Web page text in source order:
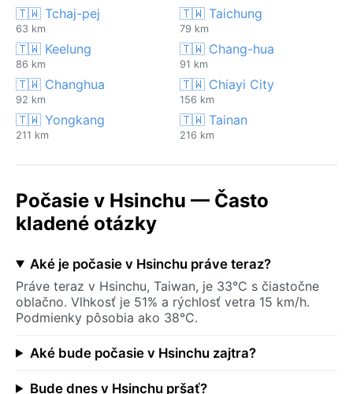
🇹🇼 Tchaj-pej
63 km
🇹🇼 Taichung
79 km
🇹🇼 Keelung
86 km
🇹🇼 Chang-hua
91 km
🇹🇼 Changhua
92 km
🇹🇼 Chiayi City
156 km
🇹🇼 Yongkang
211 km
🇹🇼 Tainan
216 km
Počasie v Hsinchu — Často
kladené otázky
Aké je počasie v Hsinchu práve teraz?
Práve teraz v Hsinchu, Taiwan, je 33°C s čiastočne
oblačno. Vlhkosť je 51% a rýchlosť vetra 15 km/h.
Podmienky pôsobia ako 38°C.
Aké bude počasie v Hsinchu zajtra?
Bude dnes v Hsinchu pršať?